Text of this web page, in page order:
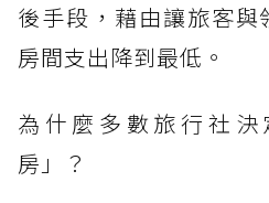
後手段，藉由讓旅客
房間支出降到最低。
為什麼多數旅行社
房」？